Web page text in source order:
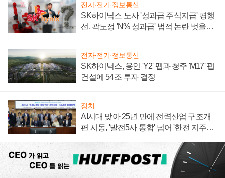
전자·전기·정보통신
SK하이닉스 노사 '성과급 주식지급' 평행
선, 곽노정 'N% 성과급' 법적 논란 벗을지
전자·전기·정보통신
SK하이닉스, 용인 'Y2' 팹과 청주 'M17' 팹
건설에 54조 투자 결정
정치
AI시대 맞아 25년 만에 전력산업 구조개
편 시동, '발전5사 통합' 넘어 '한전 지주사'